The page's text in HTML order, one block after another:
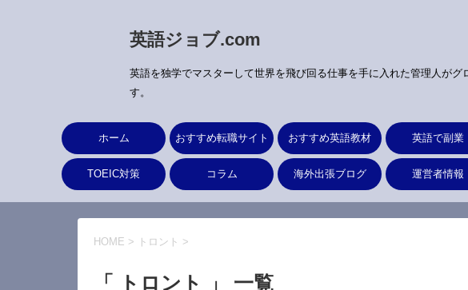
英語ジョブ.com
英語を独学でマスターして世界を飛び回る仕事を手に入れた管理人が
す。
ホーム おすすめ転職サイト おすすめ英語教材 英語で副業
TOEIC対策 コラム 海外出張ブログ 運営者情報
HOME > トロント >
「 トロント 」 一覧